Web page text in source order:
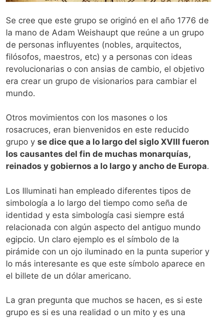
Se cree que este grupo se originó en el año 1776 de
la mano de Adam Weishaupt que reúne a un grupo
de personas influyentes (nobles, arquitectos,
filósofos, maestros, etc) y a personas con ideas
revolucionarias o con ansias de cambio, el objetivo
era crear un grupo de visionarios para cambiar el
mundo.
Otros movimientos con los masones o los
rosacruces, eran bienvenidos en este reducido
grupo y se dice que a lo largo del siglo XVIII fueron
los causantes del fin de muchas monarquías,
reinados y gobiernos a lo largo y ancho de Europa.
Los Illuminati han empleado diferentes tipos de
simbología a lo largo del tiempo como seña de
identidad y esta simbología casi siempre está
relacionada con algún aspecto del antiguo mundo
egipcio. Un claro ejemplo es el símbolo de la
pirámide con un ojo iluminado en la punta superior y
lo más interesante es que este símbolo aparece en
el billete de un dólar americano.
La gran pregunta que muchos se hacen, es si este
grupo es si es una realidad o un mito y es una